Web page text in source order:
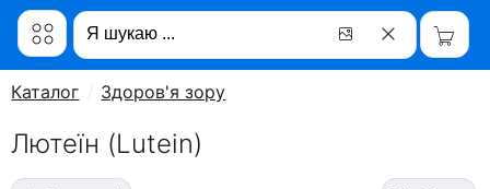
Каталог Здоров'я зору
Лютеїн (Lutein)